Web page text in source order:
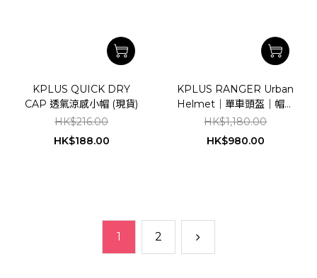
KPLUS QUICK DRY
CAP 透氣涼感小帽 (現貨)
HK$216.00
HK$188.00
KPLUS RANGER Urban
Helmet｜單車頭盔｜帽款
造型｜LED警示燈｜
*Asian Fit 亞洲頭型闊版
HK$1,180.00
HK$980.00
1 2